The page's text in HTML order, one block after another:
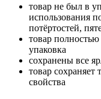
товар не был в
использования
потёртостей,
товар
упаковка
сохранены все
товар сохраняет
свойства